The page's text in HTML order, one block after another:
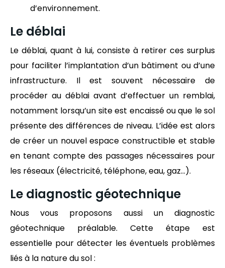
d’environnement.
Le déblai
Le déblai, quant à lui, consiste à retirer ces surplus
pour faciliter l’implantation d’un bâtiment ou d’une
infrastructure. Il est souvent nécessaire de
procéder au déblai avant d’effectuer un remblai,
notamment lorsqu’un site est encaissé ou que le sol
présente des différences de niveau. L’idée est alors
de créer un nouvel espace constructible et stable
en tenant compte des passages nécessaires pour
les réseaux (électricité, téléphone, eau, gaz…).
Le diagnostic géotechnique
Nous vous proposons aussi un diagnostic
géotechnique préalable. Cette étape est
essentielle pour détecter les éventuels problèmes
liés à la nature du sol :